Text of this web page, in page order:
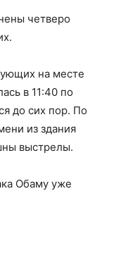
четверо
на месте
в 11:40 по
до сих пор. По
из здания
выстрелы.
Обаму уже